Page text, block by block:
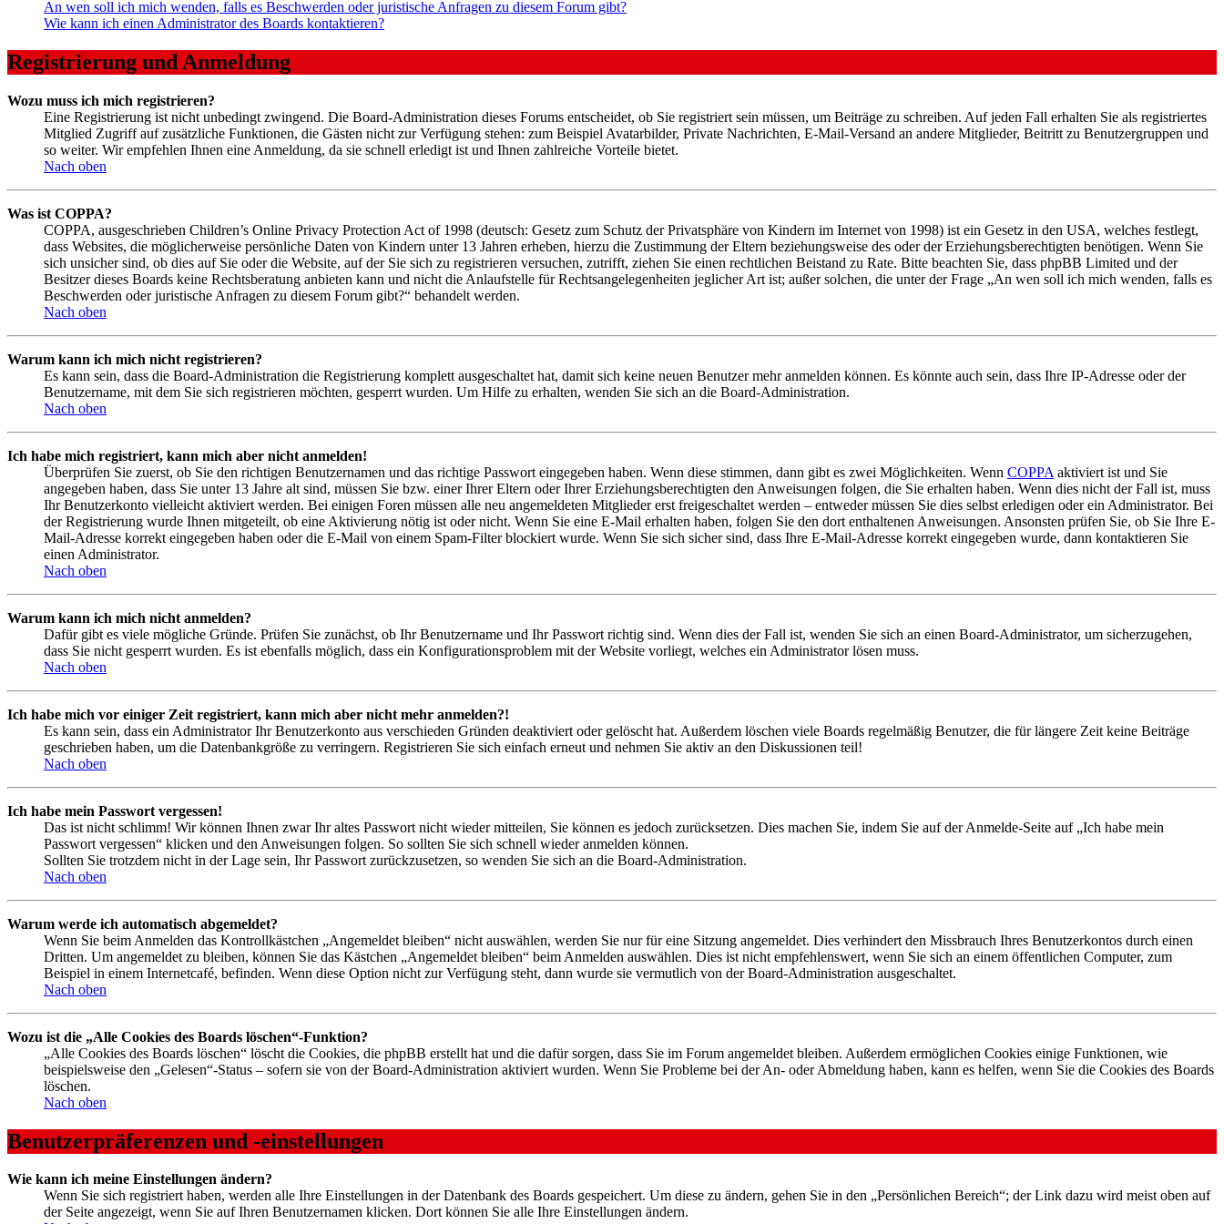
An wen soll ich mich wenden, falls es Beschwerden oder juristische Anfragen zu diesem Forum gibt?
Wie kann ich einen Administrator des Boards kontaktieren?
Registrierung und Anmeldung
Wozu muss ich mich registrieren?
Eine Registrierung ist nicht unbedingt zwingend. Die Board-Administration dieses Forums entscheidet, ob Sie registriert sein müssen, um Beiträge zu schreiben. Auf jeden Fall erhalten Sie als registriertes
Mitglied Zugriff auf zusätzliche Funktionen, die Gästen nicht zur Verfügung stehen: zum Beispiel Avatarbilder, Private Nachrichten, E-Mail-Versand an andere Mitglieder, Beitritt zu Benutzergruppen und
so weiter. Wir empfehlen Ihnen eine Anmeldung, da sie schnell erledigt ist und Ihnen zahlreiche Vorteile bietet.
Nach oben
Was ist COPPA?
COPPA, ausgeschrieben Children’s Online Privacy Protection Act of 1998 (deutsch: Gesetz zum Schutz der Privatsphäre von Kindern im Internet von 1998) ist ein Gesetz in den USA, welches festlegt,
dass Websites, die möglicherweise persönliche Daten von Kindern unter 13 Jahren erheben, hierzu die Zustimmung der Eltern beziehungsweise des oder der Erziehungsberechtigten benötigen. Wenn Sie
sich unsicher sind, ob dies auf Sie oder die Website, auf der Sie sich zu registrieren versuchen, zutrifft, ziehen Sie einen rechtlichen Beistand zu Rate. Bitte beachten Sie, dass phpBB Limited und der
Besitzer dieses Boards keine Rechtsberatung anbieten kann und nicht die Anlaufstelle für Rechtsangelegenheiten jeglicher Art ist; außer solchen, die unter der Frage „An wen soll ich mich wenden, falls es
Beschwerden oder juristische Anfragen zu diesem Forum gibt?“ behandelt werden.
Nach oben
Warum kann ich mich nicht registrieren?
Es kann sein, dass die Board-Administration die Registrierung komplett ausgeschaltet hat, damit sich keine neuen Benutzer mehr anmelden können. Es könnte auch sein, dass Ihre IP-Adresse oder der
Benutzername, mit dem Sie sich registrieren möchten, gesperrt wurden. Um Hilfe zu erhalten, wenden Sie sich an die Board-Administration.
Nach oben
Ich habe mich registriert, kann mich aber nicht anmelden!
Überprüfen Sie zuerst, ob Sie den richtigen Benutzernamen und das richtige Passwort eingegeben haben. Wenn diese stimmen, dann gibt es zwei Möglichkeiten. Wenn COPPA aktiviert ist und Sie
angegeben haben, dass Sie unter 13 Jahre alt sind, müssen Sie bzw. einer Ihrer Eltern oder Ihrer Erziehungsberechtigten den Anweisungen folgen, die Sie erhalten haben. Wenn dies nicht der Fall ist, muss
Ihr Benutzerkonto vielleicht aktiviert werden. Bei einigen Foren müssen alle neu angemeldeten Mitglieder erst freigeschaltet werden – entweder müssen Sie dies selbst erledigen oder ein Administrator. Bei
der Registrierung wurde Ihnen mitgeteilt, ob eine Aktivierung nötig ist oder nicht. Wenn Sie eine E-Mail erhalten haben, folgen Sie den dort enthaltenen Anweisungen. Ansonsten prüfen Sie, ob Sie Ihre E-
Mail-Adresse korrekt eingegeben haben oder die E-Mail von einem Spam-Filter blockiert wurde. Wenn Sie sich sicher sind, dass Ihre E-Mail-Adresse korrekt eingegeben wurde, dann kontaktieren Sie
einen Administrator.
Nach oben
Warum kann ich mich nicht anmelden?
Dafür gibt es viele mögliche Gründe. Prüfen Sie zunächst, ob Ihr Benutzername und Ihr Passwort richtig sind. Wenn dies der Fall ist, wenden Sie sich an einen Board-Administrator, um sicherzugehen,
dass Sie nicht gesperrt wurden. Es ist ebenfalls möglich, dass ein Konfigurationsproblem mit der Website vorliegt, welches ein Administrator lösen muss.
Nach oben
Ich habe mich vor einiger Zeit registriert, kann mich aber nicht mehr anmelden?!
Es kann sein, dass ein Administrator Ihr Benutzerkonto aus verschieden Gründen deaktiviert oder gelöscht hat. Außerdem löschen viele Boards regelmäßig Benutzer, die für längere Zeit keine Beiträge
geschrieben haben, um die Datenbankgröße zu verringern. Registrieren Sie sich einfach erneut und nehmen Sie aktiv an den Diskussionen teil!
Nach oben
Ich habe mein Passwort vergessen!
Das ist nicht schlimm! Wir können Ihnen zwar Ihr altes Passwort nicht wieder mitteilen, Sie können es jedoch zurücksetzen. Dies machen Sie, indem Sie auf der Anmelde-Seite auf „Ich habe mein
Passwort vergessen“ klicken und den Anweisungen folgen. So sollten Sie sich schnell wieder anmelden können.
Sollten Sie trotzdem nicht in der Lage sein, Ihr Passwort zurückzusetzen, so wenden Sie sich an die Board-Administration.
Nach oben
Warum werde ich automatisch abgemeldet?
Wenn Sie beim Anmelden das Kontrollkästchen „Angemeldet bleiben“ nicht auswählen, werden Sie nur für eine Sitzung angemeldet. Dies verhindert den Missbrauch Ihres Benutzerkontos durch einen
Dritten. Um angemeldet zu bleiben, können Sie das Kästchen „Angemeldet bleiben“ beim Anmelden auswählen. Dies ist nicht empfehlenswert, wenn Sie sich an einem öffentlichen Computer, zum
Beispiel in einem Internetcafé, befinden. Wenn diese Option nicht zur Verfügung steht, dann wurde sie vermutlich von der Board-Administration ausgeschaltet.
Nach oben
Wozu ist die „Alle Cookies des Boards löschen“-Funktion?
„Alle Cookies des Boards löschen“ löscht die Cookies, die phpBB erstellt hat und die dafür sorgen, dass Sie im Forum angemeldet bleiben. Außerdem ermöglichen Cookies einige Funktionen, wie
beispielsweise den „Gelesen“-Status – sofern sie von der Board-Administration aktiviert wurden. Wenn Sie Probleme bei der An- oder Abmeldung haben, kann es helfen, wenn Sie die Cookies des Boards
löschen.
Nach oben
Benutzerpräferenzen und -einstellungen
Wie kann ich meine Einstellungen ändern?
Wenn Sie sich registriert haben, werden alle Ihre Einstellungen in der Datenbank des Boards gespeichert. Um diese zu ändern, gehen Sie in den „Persönlichen Bereich“; der Link dazu wird meist oben auf
der Seite angezeigt, wenn Sie auf Ihren Benutzernamen klicken. Dort können Sie alle Ihre Einstellungen ändern.